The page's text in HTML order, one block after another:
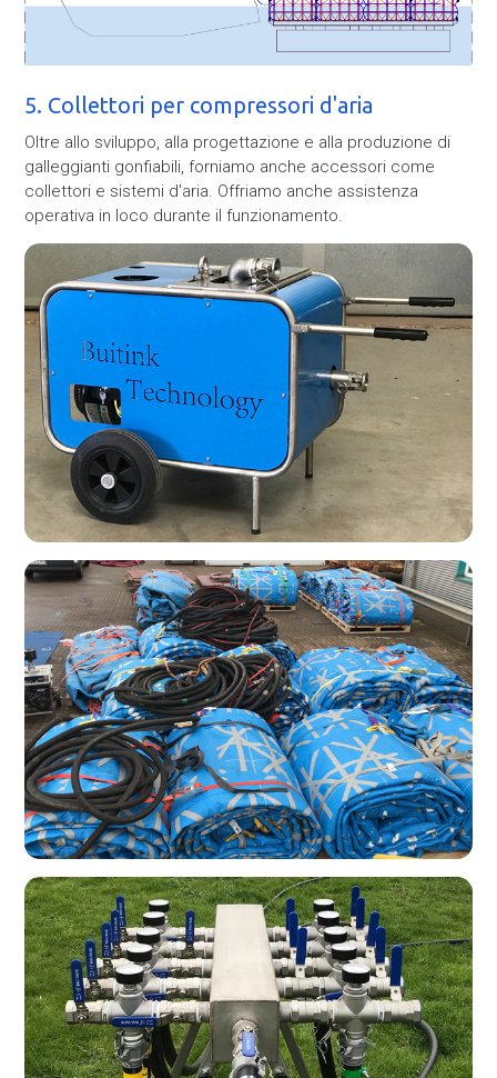
5. Collettori per compressori d'aria
Oltre allo sviluppo, alla progettazione e alla produzione di
galleggianti gonfiabili, forniamo anche accessori come
collettori e sistemi d'aria. Offriamo anche assistenza
operativa in loco durante il funzionamento.